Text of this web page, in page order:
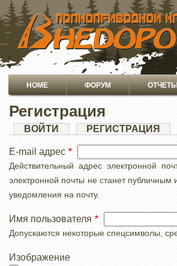
Основная
навигация
HOME ФОРУМ
Регистрация
Главные
вкладки
ВОЙТИ РЕГИСТРАЦИЯ
E-mail адрес
Действительный адрес электронной
электронной почты не станет публичным
уведомления на почту.
Имя пользователя
Допускаются некоторые спецсимволы,
Изображение